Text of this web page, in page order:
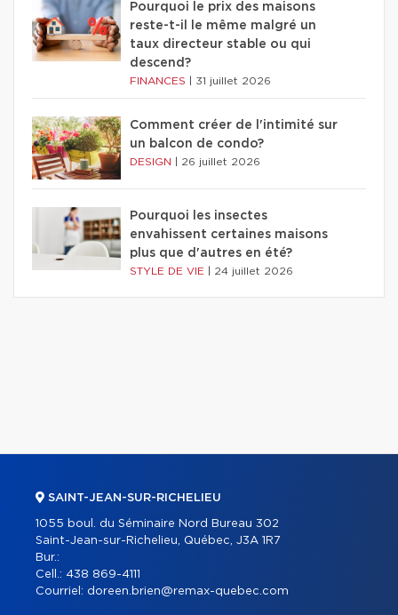
Pourquoi le prix des maisons
reste-t-il le même malgré un
taux directeur stable ou qui
descend?
FINANCES 31 juillet 2026
Comment créer de l'intimité sur
un balcon de condo?
DESIGN 26 juillet 2026
Pourquoi les insectes
envahissent certaines maisons
plus que d'autres en été?
STYLE DE VIE 24 juillet 2026
SAINT-JEAN-SUR-RICHELIEU
1055 boul. du Séminaire Nord Bureau 302
Saint-Jean-sur-Richelieu, Québec, J3A 1R7
Bur.:
Cell.: 438 869-4111
Courriel: doreen.brien@remax-quebec.com